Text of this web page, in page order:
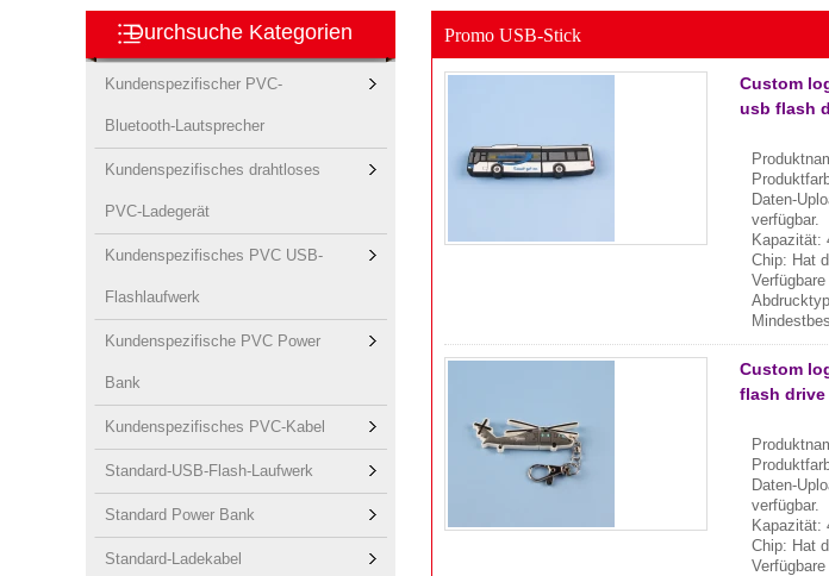
Durchsuche Kategorien
Kundenspezifischer PVC-
Bluetooth-Lautsprecher
Kundenspezifisches drahtloses
PVC-Ladegerät
Kundenspezifisches PVC USB-
Flashlaufwerk
Kundenspezifische PVC Power
Bank
Kundenspezifisches PVC-Kabel
Standard-USB-Flash-Laufwerk
Standard Power Bank
Standard-Ladekabel
Promo USB-Stick
Custom
usb flash
Daten-
verfügbar.
Kapazität:
Chip: Hat
Custom
flash
Daten-
verfügbar.
Kapazität:
Chip: Hat